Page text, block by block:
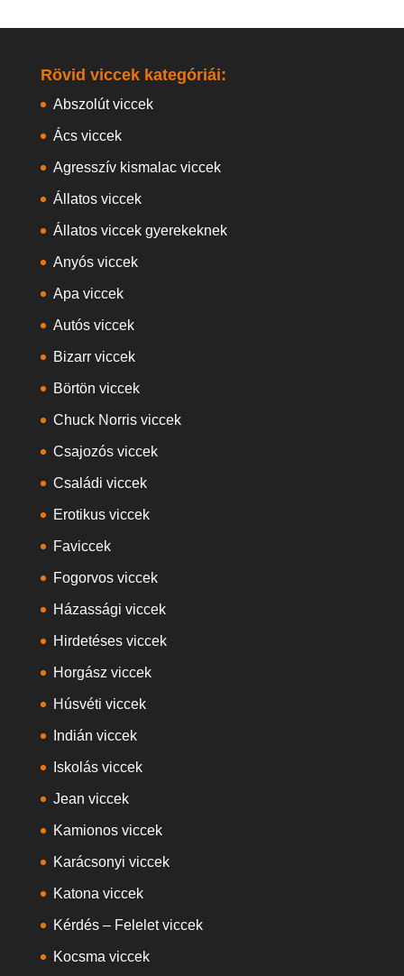
Rövid viccek kategóriái:
Abszolút viccek
Ács viccek
Agresszív kismalac viccek
Állatos viccek
Állatos viccek gyerekeknek
Anyós viccek
Apa viccek
Autós viccek
Bizarr viccek
Börtön viccek
Chuck Norris viccek
Csajozós viccek
Családi viccek
Erotikus viccek
Faviccek
Fogorvos viccek
Házassági viccek
Hirdetéses viccek
Horgász viccek
Húsvéti viccek
Indián viccek
Iskolás viccek
Jean viccek
Kamionos viccek
Karácsonyi viccek
Katona viccek
Kérdés – Felelet viccek
Kocsma viccek